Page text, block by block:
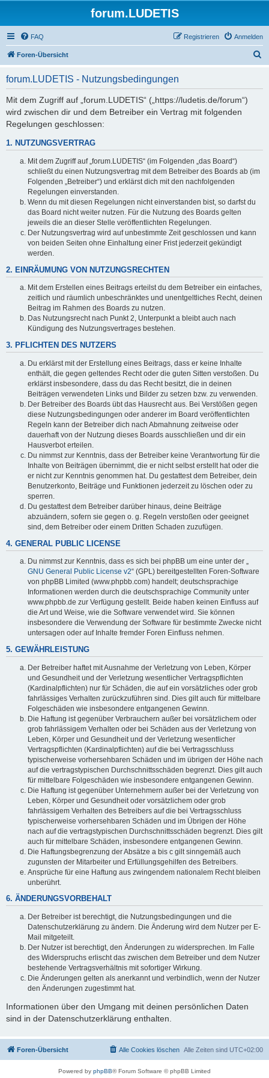
forum.LUDETIS
FAQ Anmelden
Registrieren
Foren-Übersicht
forum.LUDETIS - Nutzungsbedingungen
Mit dem Zugriff auf „forum.LUDETIS“ („https://ludetis.de/forum“)
wird zwischen dir und dem Betreiber ein Vertrag mit folgenden
Regelungen geschlossen:
1. NUTZUNGSVERTRAG
Mit dem Zugriff auf „forum.LUDETIS“ (im Folgenden „das Board“)
schließt du einen Nutzungsvertrag mit dem Betreiber des Boards ab (im
Folgenden „Betreiber“) und erklärst dich mit den nachfolgenden
Regelungen einverstanden.
Wenn du mit diesen Regelungen nicht einverstanden bist, so darfst du
das Board nicht weiter nutzen. Für die Nutzung des Boards gelten
jeweils die an dieser Stelle veröffentlichten Regelungen.
Der Nutzungsvertrag wird auf unbestimmte Zeit geschlossen und kann
von beiden Seiten ohne Einhaltung einer Frist jederzeit gekündigt
werden.
2. EINRÄUMUNG VON NUTZUNGSRECHTEN
Mit dem Erstellen eines Beitrags erteilst du dem Betreiber ein einfaches,
zeitlich und räumlich unbeschränktes und unentgeltliches Recht, deinen
Beitrag im Rahmen des Boards zu nutzen.
Das Nutzungsrecht nach Punkt 2, Unterpunkt a bleibt auch nach
Kündigung des Nutzungsvertrages bestehen.
3. PFLICHTEN DES NUTZERS
Du erklärst mit der Erstellung eines Beitrags, dass er keine Inhalte
enthält, die gegen geltendes Recht oder die guten Sitten verstoßen. Du
erklärst insbesondere, dass du das Recht besitzt, die in deinen
Beiträgen verwendeten Links und Bilder zu setzen bzw. zu verwenden.
Der Betreiber des Boards übt das Hausrecht aus. Bei Verstößen gegen
diese Nutzungsbedingungen oder anderer im Board veröffentlichten
Regeln kann der Betreiber dich nach Abmahnung zeitweise oder
dauerhaft von der Nutzung dieses Boards ausschließen und dir ein
Hausverbot erteilen.
Du nimmst zur Kenntnis, dass der Betreiber keine Verantwortung für die
Inhalte von Beiträgen übernimmt, die er nicht selbst erstellt hat oder die
er nicht zur Kenntnis genommen hat. Du gestattest dem Betreiber, dein
Benutzerkonto, Beiträge und Funktionen jederzeit zu löschen oder zu
sperren.
Du gestattest dem Betreiber darüber hinaus, deine Beiträge
abzuändern, sofern sie gegen o. g. Regeln verstoßen oder geeignet
sind, dem Betreiber oder einem Dritten Schaden zuzufügen.
4. GENERAL PUBLIC LICENSE
Du nimmst zur Kenntnis, dass es sich bei phpBB um eine unter der „
GNU General Public License v2“ (GPL) bereitgestellten Foren-Software
von phpBB Limited (www.phpbb.com) handelt; deutschsprachige
Informationen werden durch die deutschsprachige Community unter
www.phpbb.de zur Verfügung gestellt. Beide haben keinen Einfluss auf
die Art und Weise, wie die Software verwendet wird. Sie können
insbesondere die Verwendung der Software für bestimmte Zwecke nicht
untersagen oder auf Inhalte fremder Foren Einfluss nehmen.
5. GEWÄHRLEISTUNG
Der Betreiber haftet mit Ausnahme der Verletzung von Leben, Körper
und Gesundheit und der Verletzung wesentlicher Vertragspflichten
(Kardinalpflichten) nur für Schäden, die auf ein vorsätzliches oder grob
fahrlässiges Verhalten zurückzuführen sind. Dies gilt auch für mittelbare
Folgeschäden wie insbesondere entgangenen Gewinn.
Die Haftung ist gegenüber Verbrauchern außer bei vorsätzlichem oder
grob fahrlässigem Verhalten oder bei Schäden aus der Verletzung von
Leben, Körper und Gesundheit und der Verletzung wesentlicher
Vertragspflichten (Kardinalpflichten) auf die bei Vertragsschluss
typischerweise vorhersehbaren Schäden und im übrigen der Höhe nach
auf die vertragstypischen Durchschnittsschäden begrenzt. Dies gilt auch
für mittelbare Folgeschäden wie insbesondere entgangenen Gewinn.
Die Haftung ist gegenüber Unternehmern außer bei der Verletzung von
Leben, Körper und Gesundheit oder vorsätzlichem oder grob
fahrlässigem Verhalten des Betreibers auf die bei Vertragsschluss
typischerweise vorhersehbaren Schäden und im Übrigen der Höhe
nach auf die vertragstypischen Durchschnittsschäden begrenzt. Dies gilt
auch für mittelbare Schäden, insbesondere entgangenen Gewinn.
Die Haftungsbegrenzung der Absätze a bis c gilt sinngemäß auch
zugunsten der Mitarbeiter und Erfüllungsgehilfen des Betreibers.
Ansprüche für eine Haftung aus zwingendem nationalem Recht bleiben
unberührt.
6. ÄNDERUNGSVORBEHALT
Der Betreiber ist berechtigt, die Nutzungsbedingungen und die
Datenschutzerklärung zu ändern. Die Änderung wird dem Nutzer per E-
Mail mitgeteilt.
Der Nutzer ist berechtigt, den Änderungen zu widersprechen. Im Falle
des Widerspruchs erlischt das zwischen dem Betreiber und dem Nutzer
bestehende Vertragsverhältnis mit sofortiger Wirkung.
Die Änderungen gelten als anerkannt und verbindlich, wenn der Nutzer
den Änderungen zugestimmt hat.
Informationen über den Umgang mit deinen persönlichen Daten
sind in der Datenschutzerklärung enthalten.
Foren-Übersicht Alle Zeiten sind UTC+02:00
Alle Cookies löschen
Powered by phpBB® Forum Software © phpBB Limited